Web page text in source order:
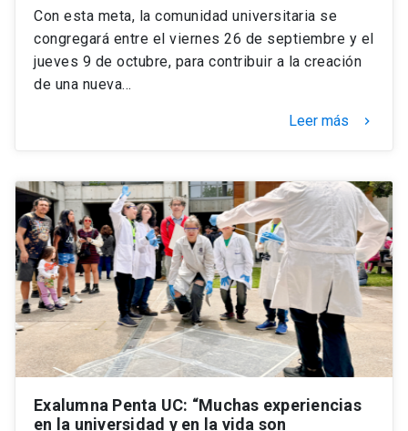
Con esta meta, la comunidad universitaria se
congregará entre el viernes 26 de septiembre y el
jueves 9 de octubre, para contribuir a la creación
de una nueva…
Leer más keyboard_arrow_right
Exalumna Penta UC: “Muchas experiencias
en la universidad y en la vida son